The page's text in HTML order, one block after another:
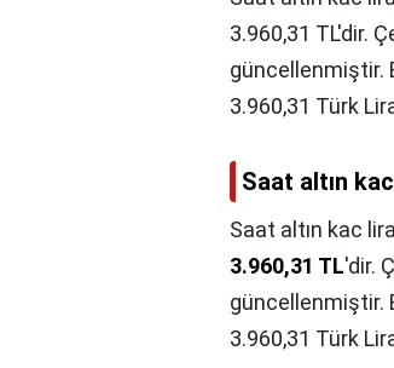
3.960,31 TL'dir.
güncellenmiştir.
3.960,31 Türk
Saat altın
Saat altın kac
3.960,31 TL'dir.
güncellenmiştir.
3.960,31 Türk